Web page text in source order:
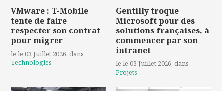
VMware : T-Mobile
tente de faire
respecter son contrat
pour migrer
le le 03 Juillet 2026, dans
Technologies
Gentilly troque
Microsoft pour des
solutions françaises, à
commencer par son
intranet
le le 03 Juillet 2026, dans
Projets